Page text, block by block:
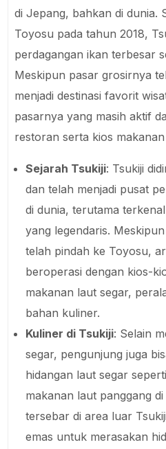
di Jepang, bahkan di dunia.
Toyosu pada tahun 2018,
perdagangan ikan terbesar
Meskipun pasar grosirnya
menjadi destinasi favorit
pasarnya yang masih aktif
restoran serta kios
Sejarah Tsukiji: Tsukiji
dan telah menjadi pusat
di dunia, terutama
yang legendaris.
telah pindah ke Toyosu,
beroperasi dengan kios-
makanan laut segar,
bahan kuliner.
Kuliner di Tsukiji: Selain
segar, pengunjung juga
hidangan laut segar
makanan laut panggang
tersebar di area luar
emas untuk merasakan